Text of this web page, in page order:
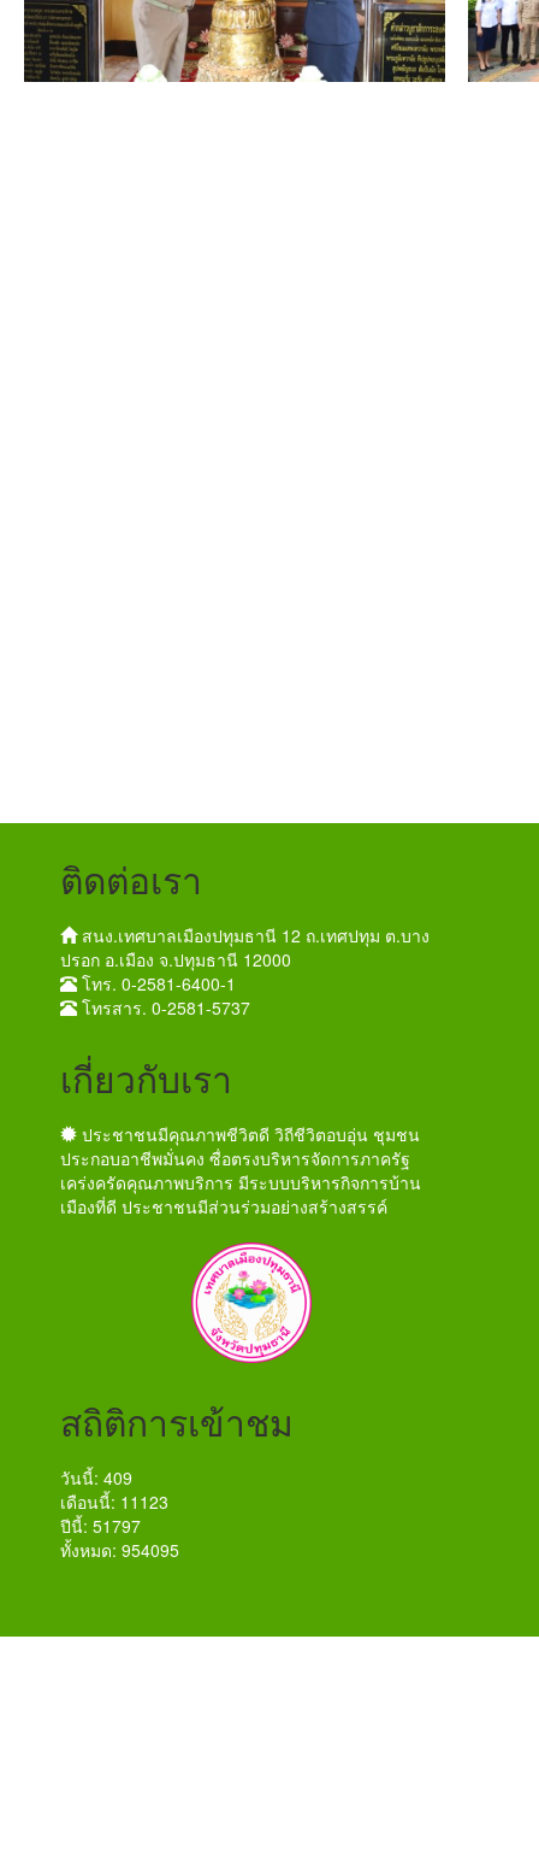
ติดต่อเรา
สนง.เทศบาลเมืองปทุมธานี 12 ถ.เทศปทุม ต.บาง
ปรอก อ.เมือง จ.ปทุมธานี 12000
โทร. 0-2581-6400-1
โทรสาร. 0-2581-5737
เกี่ยวกับเรา
ประชาชนมีคุณภาพชีวิตดี วิถีชีวิตอบอุ่น ชุมชน
ประกอบอาชีพมั่นคง ซื่อตรงบริหารจัดการภาครัฐ
เคร่งครัดคุณภาพบริการ มีระบบบริหารกิจการบ้าน
เมืองที่ดี ประชาชนมีส่วนร่วมอย่างสร้างสรรค์
สถิติการเข้าชม
วันนี้: 409
เดือนนี้: 11123
ปีนี้: 51797
ทั้งหมด: 954095